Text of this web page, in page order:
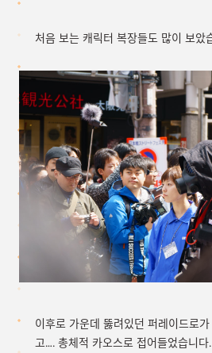
처음 보는 캐릭터 복장들도 많이 보았
이후로 가운데 뚫려있던 퍼레이드로가
고…. 총체적 카오스로 접어들었습니다.